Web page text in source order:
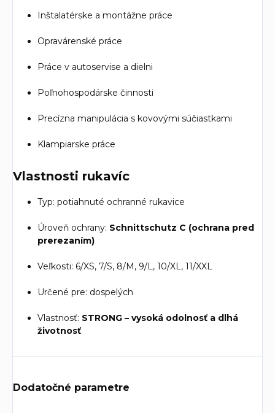
Inštalatérske a montážne práce
Opravárenské práce
Práce v autoservise a dielni
Poľnohospodárske činnosti
Precízna manipulácia s kovovými súčiastkami
Klampiarske práce
Vlastnosti rukavíc
Typ: potiahnuté ochranné rukavice
Úroveň ochrany: Schnittschutz C (ochrana pred
prerezaním)
Veľkosti: 6/XS, 7/S, 8/M, 9/L, 10/XL, 11/XXL
Určené pre: dospelých
Vlastnosť: STRONG – vysoká odolnosť a dlhá
životnosť
Dodatočné parametre